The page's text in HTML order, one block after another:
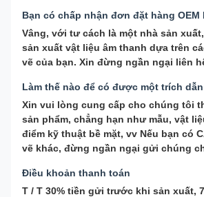
Bạn có chấp nhận đơn đặt hàng OEM
Vâng, với tư cách là một nhà sản
sản xuất vật liệu âm thanh dựa trên
vẽ của bạn. Xin đừng ngần ngại liên
Làm thế nào để có được một trích
Xin vui lòng cung cấp cho chúng tôi
sản phẩm, chẳng hạn như mẫu, vật
điểm kỹ thuật bề mặt, vv Nếu bạn có
vẽ khác, đừng ngần ngại gửi chúng
Điều khoản thanh toán
T / T 30% tiền gửi trước khi sản xuất,